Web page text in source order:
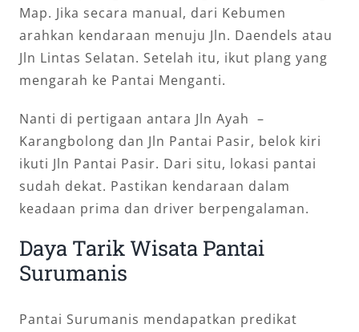
Map. Jika secara manual, dari Kebumen
arahkan kendaraan menuju Jln. Daendels atau
Jln Lintas Selatan. Setelah itu, ikut plang yang
mengarah ke Pantai Menganti.
Nanti di pertigaan antara Jln Ayah –
Karangbolong dan Jln Pantai Pasir, belok kiri
ikuti Jln Pantai Pasir. Dari situ, lokasi pantai
sudah dekat. Pastikan kendaraan dalam
keadaan prima dan driver berpengalaman.
Daya Tarik Wisata Pantai
Surumanis
Pantai Surumanis mendapatkan predikat